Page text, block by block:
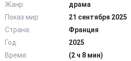
этом семья Боярского была в
зарабатывания денег своего
Ситуация обострилась спустя
дерзкого наглеца стал
закона по имени Матте.
Жанр:
драма
Показ мир:
21 сентября 2025
Страна:
Франция
Год:
2025
Время:
(2 ч 8 мин)